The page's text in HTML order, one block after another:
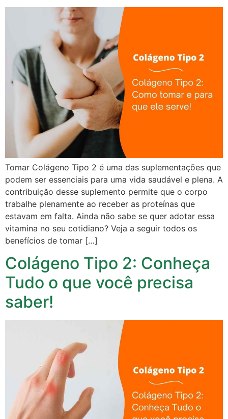
Tomar Colágeno Tipo 2 é uma das suplementações que
podem ser essenciais para uma vida saudável e plena. A
contribuição desse suplemento permite que o corpo
trabalhe plenamente ao receber as proteínas que
estavam em falta. Ainda não sabe se quer adotar essa
vitamina no seu cotidiano? Veja a seguir todos os
benefícios de tomar […]
Colágeno Tipo 2: Conheça
Tudo o que você precisa
saber!